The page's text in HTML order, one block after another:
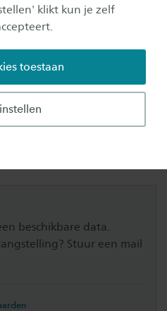
klikt kun je zelf
toestaan
spelen in de
we warmtenetten
situaties zijn ze wel
beschikbare data.
Stuur een mail